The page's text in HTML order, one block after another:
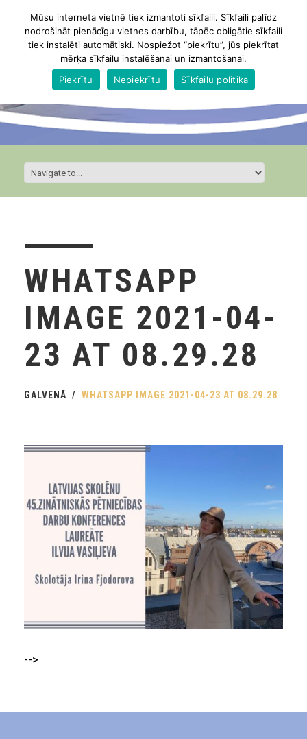
WHATSAPP
IMAGE 2021-04-
23 AT 08.29.28
GALVENĀ WHATSAPP IMAGE 2021-04-23 AT 08.29.28
-->
Mūsu interneta vietnē tiek izmantoti sīkfaili. Sīkfaili palīdz
nodrošināt pienācīgu vietnes darbību, tāpēc obligātie sīkfaili
tiek instalēti automātiski. Nospiežot “piekrītu”, jūs piekrītat
mērķa sīkfailu instalēšanai un izmantošanai.
Piekrītu
Nepiekrītu Sīkfailu politika